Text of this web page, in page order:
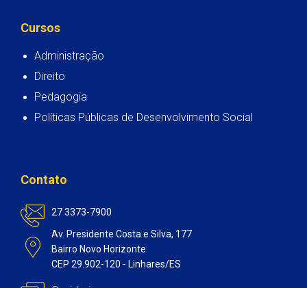
Cursos
Administração
Direito
Pedagogia
Políticas Públicas de Desenvolvimento Social
Contato
27 3373-7900
Av. Presidente Costa e Silva, 177
Bairro Novo Horizonte
CEP 29.902-120 - Linhares/ES